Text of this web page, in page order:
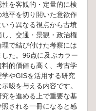
を客観的・定量的に検
平を切り開いた意欲作
う異なる視点から古墳
、交通・景観・政治権
で結び付けた考察には
た。96点に及ぶカラー
的価値も高く、考古学
やGISを活用する研究
唆を与える内容です。
を進める上で重要な基
される一冊になると感